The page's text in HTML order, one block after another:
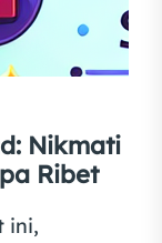
Nikmati
Ribet
ini,